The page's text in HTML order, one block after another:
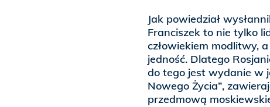
Jak powiedział
Franciszek to nie tylko
człowiekiem modlitwy,
jedność. Dlatego
do tego jest wydanie w
Nowego Życia”,
przedmową